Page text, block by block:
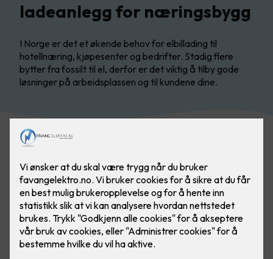
ladeanlegg for næringsbygg
I Norge er det et økende behov for elbillading til
hotellnæring, kjøpesenter og bedrifter. Stadig flere
bytter fra fossilt til el, derfor er det viktig å tilby gode
løsninger på arbeidsplassen og til kundene dine.